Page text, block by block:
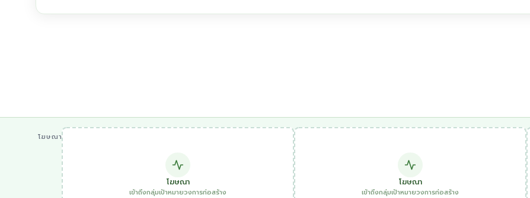
โฆษณา
โฆษณา
เข้าถึงกลุ่มเป้าหมายวงการก่อสร้าง
โฆษณา
เข้าถึงกลุ่มเป้าหมายวงการก่อสร้าง